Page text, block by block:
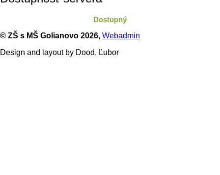
Dostupný
© ZŠ s MŠ Golianovo 2026, Webadmin
Design and layout by Dood, Ľubor